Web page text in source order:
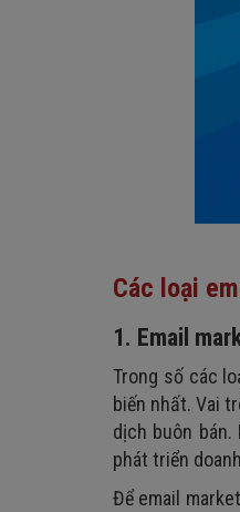
Các loại
1. Email
Trong số các
biến nhất. Vai
dịch buôn
phát triển
Để email